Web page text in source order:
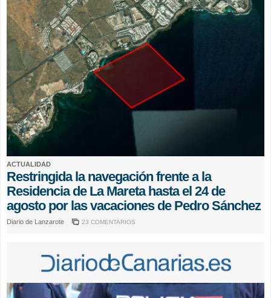
ACTUALIDAD
Restringida la navegación frente a la
Residencia de La Mareta hasta el 24 de
agosto por las vacaciones de Pedro Sánchez
Diario de Lanzarote 23 COMENTARIOS